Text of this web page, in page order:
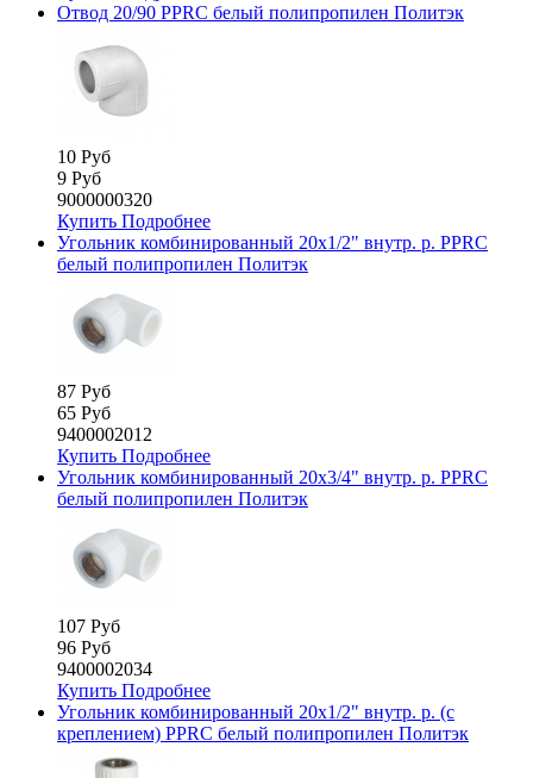
Отвод 20/90 PPRC белый полипропилен Политэк
10 Руб
9 Руб
9000000320
Купить Подробнее
Угольник комбинированный 20х1/2" внутр. р. PPRC
белый полипропилен Политэк
87 Руб
65 Руб
9400002012
Купить Подробнее
Угольник комбинированный 20х3/4" внутр. р. PPRC
белый полипропилен Политэк
107 Руб
96 Руб
9400002034
Купить Подробнее
Угольник комбинированный 20х1/2" внутр. р. (с
креплением) PPRC белый полипропилен Политэк